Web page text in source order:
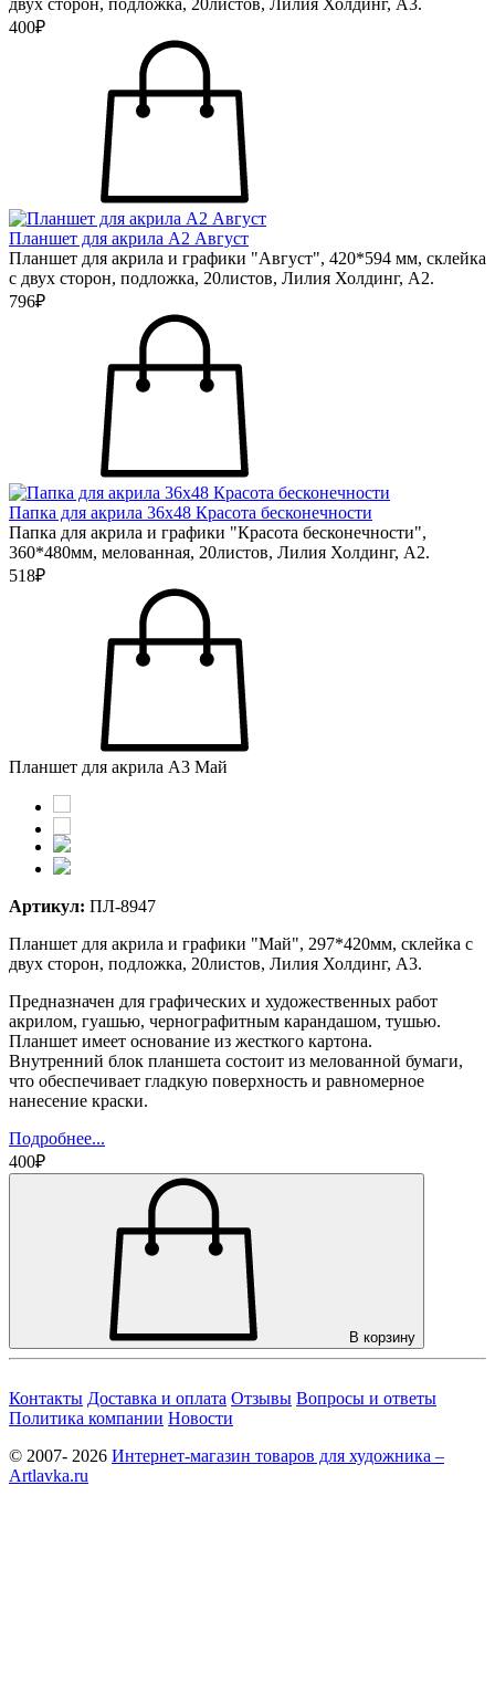
400₽
Планшет для акрила А2 Август
Планшет для акрила и графики "Август", 420*594 мм, склейка
с двух сторон, подложка, 20листов, Лилия Холдинг, А2.
796₽
Папка для акрила 36х48 Красота бесконечности
Папка для акрила и графики "Красота бесконечности",
360*480мм, мелованная, 20листов, Лилия Холдинг, А2.
518₽
Планшет для акрила А3 Май
Артикул: ПЛ-8947
Планшет для акрила и графики "Май", 297*420мм, склейка с
двух сторон, подложка, 20листов, Лилия Холдинг, А3.
Предназначен для графических и художественных работ
акрилом, гуашью, чернографитным карандашом, тушью.
Планшет имеет основание из жесткого картона.
Внутренний блок планшета состоит из мелованной бумаги,
что обеспечивает гладкую поверхность и равномерное
нанесение краски.
Подробнее...
400₽
В корзину
Контакты Доставка и оплата Отзывы Вопросы и ответы
Политика компании Новости
© 2007- 2026 Интернет-магазин товаров для художника –
Artlavka.ru